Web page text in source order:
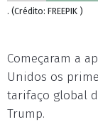
. (Crédito: FREEPIK )
Começaram a
Unidos os
tarifaço global
Trump.